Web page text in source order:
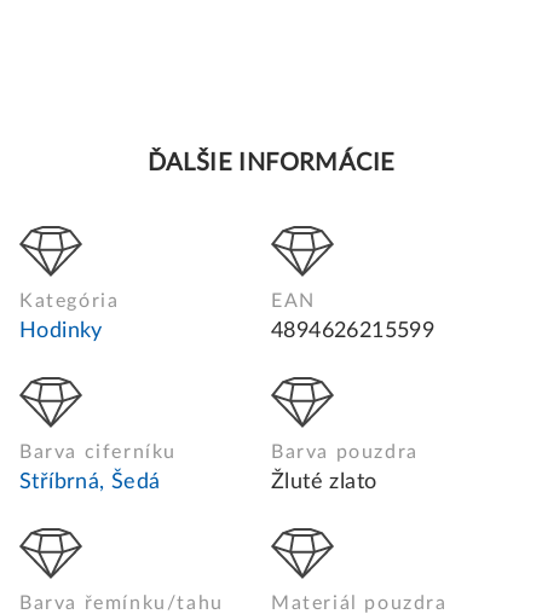
ĎALŠIE INFORMÁCIE
Kategória
Hodinky
EAN
4894626215599
Barva ciferníku
Stříbrná, Šedá
Barva pouzdra
Žluté zlato
Barva řemínku/tahu Materiál pouzdra